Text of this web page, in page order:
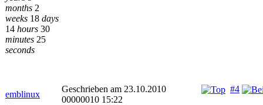
months 2
weeks 18 days
14 hours 30
minutes 25
seconds
emblinux
#4
Geschrieben am 23.10.2010
00000010 15:22